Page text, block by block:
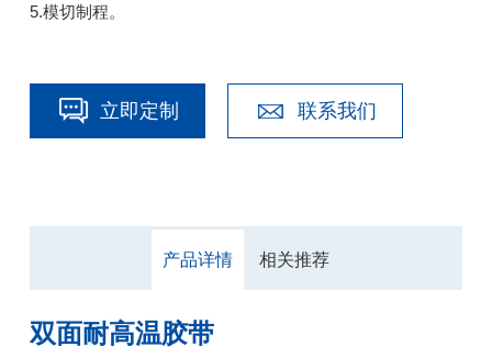
5.模切制程。
立即定制 联系我们
产品详情 相关推荐
双面耐高温胶带